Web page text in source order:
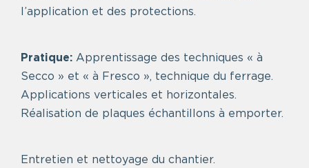
l’application et des protections.
Pratique: Apprentissage des techniques « à
Secco » et « à Fresco », technique du ferrage.
Applications verticales et horizontales.
Réalisation de plaques échantillons à emporter.
Entretien et nettoyage du chantier.